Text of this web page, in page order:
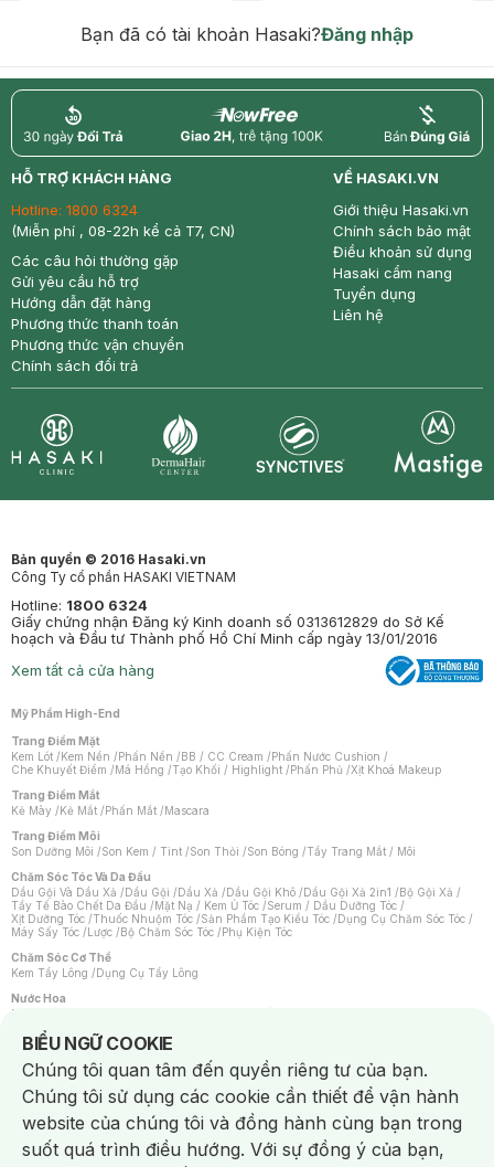
Bạn đã có tài khoản Hasaki?Đăng nhập
return nowfree price
HỖ TRỢ KHÁCH HÀNG
Hotline: 1800 6324
(Miễn phí , 08-22h kể cả T7, CN)
Các câu hỏi thường gặp
Gửi yêu cầu hỗ trợ
Hướng dẫn đặt hàng
Phương thức thanh toán
Phương thức vận chuyển
Chính sách đổi trả
VỀ HASAKI.VN
Giới thiệu Hasaki.vn
Chính sách bảo mật
Điều khoản sử dụng
Hasaki cẩm nang
Tuyển dụng
Liên hệ
Bản quyền © 2016 Hasaki.vn
Công Ty cổ phần HASAKI VIETNAM
Hotline: 1800 6324
Giấy chứng nhận Đăng ký Kinh doanh số 0313612829 do Sở Kế
hoạch và Đầu tư Thành phố Hồ Chí Minh cấp ngày 13/01/2016
Xem tất cả cửa hàng
Mỹ Phẩm High-End
Trang Điểm Mặt
Kem Lót /Kem Nền /Phấn Nền /BB / CC Cream /Phấn Nước Cushion /
Che Khuyết Điểm /Má Hồng /Tạo Khối / Highlight /Phấn Phủ /Xịt Khoá Makeup
Trang Điểm Mắt
Kẻ Mày /Kẻ Mắt /Phấn Mắt /Mascara
Trang Điểm Môi
Son Dưỡng Môi /Son Kem / Tint /Son Thỏi /Son Bóng /Tẩy Trang Mắt / Môi
Chăm Sóc Tóc Và Da Đầu
Dầu Gội Và Dầu Xả /Dầu Gội /Dầu Xả /Dầu Gội Khô /Dầu Gội Xả 2in1 /Bộ Gội Xả /
Tẩy Tế Bào Chết Da Đầu /Mặt Nạ / Kem Ủ Tóc /Serum / Dầu Dưỡng Tóc /
Xịt Dưỡng Tóc /Thuốc Nhuộm Tóc /Sản Phẩm Tạo Kiểu Tóc /Dụng Cụ Chăm Sóc Tóc /
Máy Sấy Tóc /Lược /Bộ Chăm Sóc Tóc /Phụ Kiện Tóc
Chăm Sóc Cơ Thể
Kem Tẩy Lông /Dụng Cụ Tẩy Lông
Nước Hoa
Nước Hoa Nữ
Chăm Sóc Cá Nhân
Chống Muỗi /Khẩu Trang /Máy Massage/Mặt Nạ Xông Hơi /Nước Rửa Tay/
Sản Phẩm Chăm Sóc Khác /Bàn Chải Đánh Răng /Bàn Chải Điện/
Hỗ Trợ Trắng Răng/Kem Đánh Răng /Máy Tăm Nước/ Nước Súc Miệng/
Tăm / Chỉ Nha Khoa/ Xịt Thơm Miệng / Dung Dịch Vệ Sinh/Dưỡng Vùng Kín/
Khăn Ướt Vệ Sinh Vùng Kín/Băng Vệ Sinh/Tampon/Bọt Cạo Râu /Dao Cạo Râu/
Máy Cạo Râu
Vấn Đề Về Da
BIỂU NGỮ COOKIE
Notice about cookies usage
Chúng tôi quan tâm đến quyền riêng tư của bạn.
Chúng tôi sử dụng các cookie cần thiết để vận hành
website của chúng tôi và đồng hành cùng bạn trong
suốt quá trình điều hướng. Với sự đồng ý của bạn,